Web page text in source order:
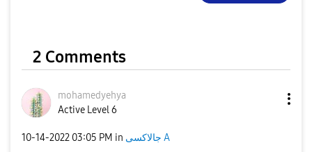
2 Comments
mohamedyehya
Active Level 6
‎10-14-2022 03:05 PM in جالاكسى A